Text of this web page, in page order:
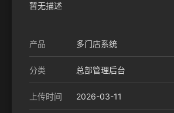
暂无描述
产品 多门店系统
分类 总部管理后台
上传时间 2026-03-11